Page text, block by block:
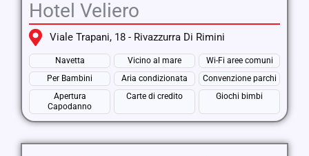
Hotel Veliero
Viale Trapani, 18 - Rivazzurra Di Rimini
Navetta Vicino al mare
Wi-Fi aree comuni
Per Bambini
Aria condizionata
Convenzione parchi
Apertura
Capodanno
Carte di credito Giochi bimbi